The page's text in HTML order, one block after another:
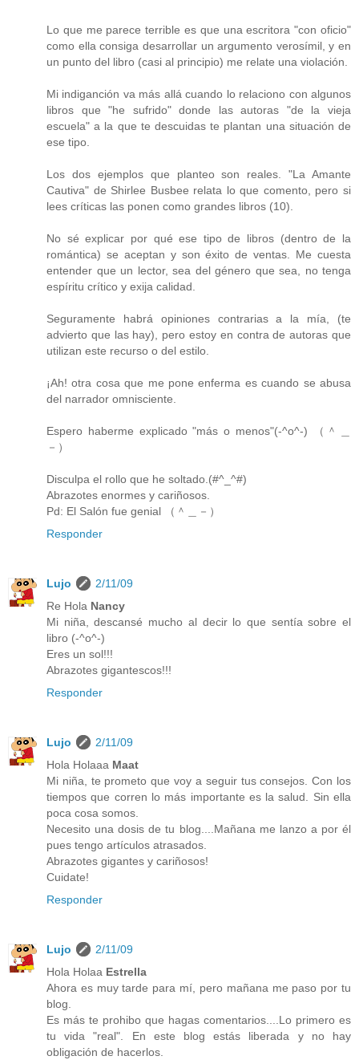
Lo que me parece terrible es que una escritora "con oficio"
como ella consiga desarrollar un argumento verosímil, y en
un punto del libro (casi al principio) me relate una violación.
Mi indiganción va más allá cuando lo relaciono con algunos
libros que "he sufrido" donde las autoras "de la vieja
escuela" a la que te descuidas te plantan una situación de
ese tipo.
Los dos ejemplos que planteo son reales. "La Amante
Cautiva" de Shirlee Busbee relata lo que comento, pero si
lees críticas las ponen como grandes libros (10).
No sé explicar por qué ese tipo de libros (dentro de la
romántica) se aceptan y son éxito de ventas. Me cuesta
entender que un lector, sea del género que sea, no tenga
espíritu crítico y exija calidad.
Seguramente habrá opiniones contrarias a la mía, (te
advierto que las hay), pero estoy en contra de autoras que
utilizan este recurso o del estilo.
¡Ah! otra cosa que me pone enferma es cuando se abusa
del narrador omnisciente.
Espero haberme explicado "más o menos"(-^o^-) （＾＿
－）
Disculpa el rollo que he soltado.(#^_^#)
Abrazotes enormes y cariñosos.
Pd: El Salón fue genial （＾＿－）
Responder
Lujo
2/11/09
Re Hola Nancy
Mi niña, descansé mucho al decir lo que sentía sobre el
libro (-^o^-)
Eres un sol!!!
Abrazotes gigantescos!!!
Responder
Lujo
2/11/09
Hola Holaaa Maat
Mi niña, te prometo que voy a seguir tus consejos. Con los
tiempos que corren lo más importante es la salud. Sin ella
poca cosa somos.
Necesito una dosis de tu blog....Mañana me lanzo a por él
pues tengo artículos atrasados.
Abrazotes gigantes y cariñosos!
Cuidate!
Responder
Lujo
2/11/09
Hola Holaa Estrella
Ahora es muy tarde para mí, pero mañana me paso por tu
blog.
Es más te prohibo que hagas comentarios....Lo primero es
tu vida "real". En este blog estás liberada y no hay
obligación de hacerlos.